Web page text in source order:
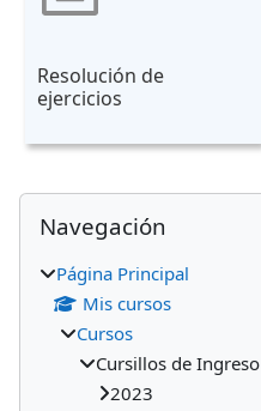
Resolución de
ejercicios
Bloques
Salta Navegación
Navegación
Página Principal
Mis cursos
Cursos
Cursillos de Ingreso
2023